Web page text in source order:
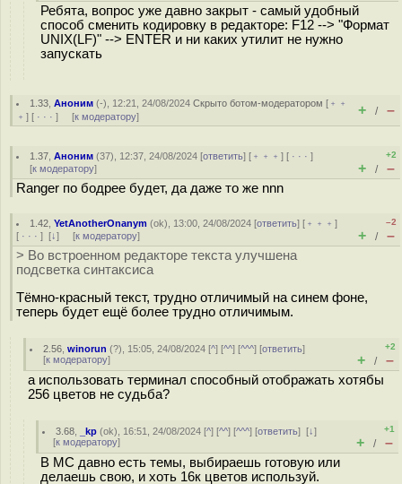
Ребята, вопрос уже давно закрыт - самый удобный
способ сменить кодировку в редакторе: F12 --> "Формат
UNIX(LF)" --> ENTER и ни каких утилит не нужно
запускать
1.33 ,Аноним (-), 12:21, 24/08/2024Скрыто ботом-модератором [ ﹢﹢
﹢ ] [ · · · ] [к модератору] + / –
1.37 ,Аноним (37), 12:37, 24/08/2024 [ответить] [ ﹢﹢﹢] [ · · ·]
[к модератору]
+2
+ / –
Ranger по бодрее будет, да даже то же nnn
1.42 ,YetAnotherOnanym (ok), 13:00, 24/08/2024 [ответить] [ ﹢﹢﹢]
[ · · · ] [↓] [к модератору]
–2
+ / –
> Во встроенном редакторе текста улучшена
подсветка синтаксиса
Тёмно-красный текст, трудно отличимый на синем фоне,
теперь будет ещё более трудно отличимым.
2.56 ,winorun (?), 15:05, 24/08/2024 [^] [^^] [^^^] [ответить]
[к модератору]
+2
+ / –
а использовать терминал способный отображать хотябы
256 цветов не судьба?
3.68 _kp (ok), 16:51, 24/08/2024 [^] [^^] [^^^] [ответить][↓]
[к модератору]
+1
+ / –
В МС давно есть темы, выбираешь готовую или
делаешь свою, и хоть 16к цветов используй.